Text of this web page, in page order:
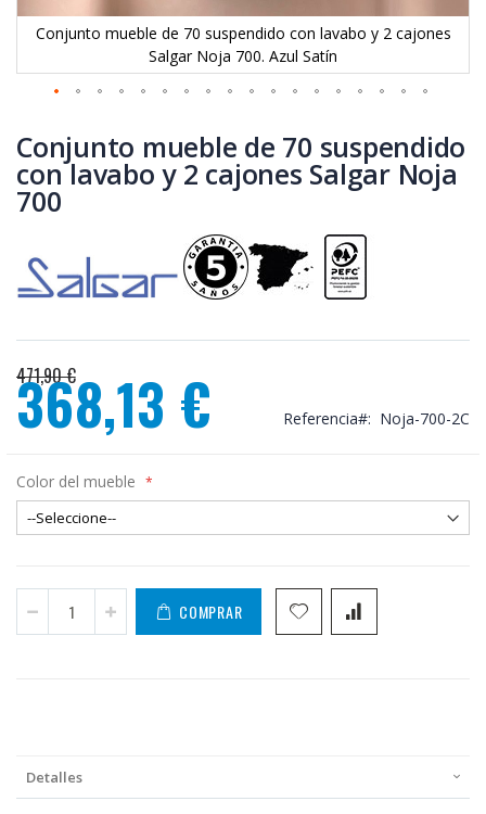
Conjunto mueble de 70 suspendido con lavabo y 2 cajones
Salgar Noja 700. Azul Satín
al
comienzo
de
la
galería
imágenes
Conjunto mueble de 70 suspendido
con lavabo y 2 cajones Salgar Noja
700
471,90 €
Precio
especial
368,13 € Referencia Noja-700-2C
Color del mueble
COMPRAR
Detalles